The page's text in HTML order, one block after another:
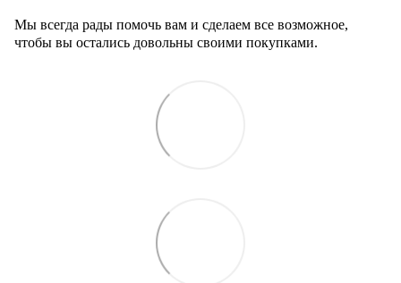
Мы всегда рады помочь вам и сделаем все возможное,
чтобы вы остались довольны своими покупками.